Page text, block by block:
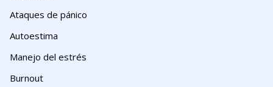
Ataques de pánico
Autoestima
Manejo del estrés
Burnout